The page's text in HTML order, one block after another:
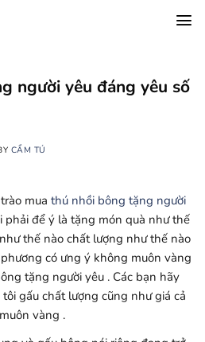
người yêu đáng yêu số
CẨM TÚ
mua thú nhồi bông tặng người
phải để ý là tặng món quà như thế
thế nào chất lượng như thế nào
có ưng ý không muôn vàng
tặng người yêu . Các bạn hãy
gấu chất lượng cũng như giá cả
vàng .